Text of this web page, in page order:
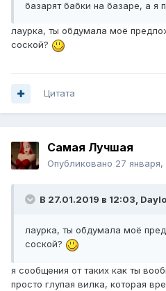
базарят бабки на базаре, а я
лаурка, ты обдумала моё
соской?
Цитата
Самая Лучшая
Опубликовано 27 января,
В 27.01.2019 в 12:03,
лаурка, ты обдумала моё
соской?
я сообщения от таких как ты
просто глупая вилка, которая